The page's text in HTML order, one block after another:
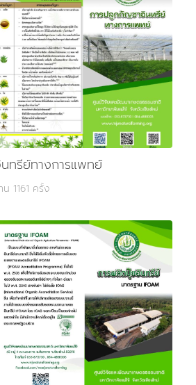
ทรีย์ทางการแพทย์
1161 ครั้ง